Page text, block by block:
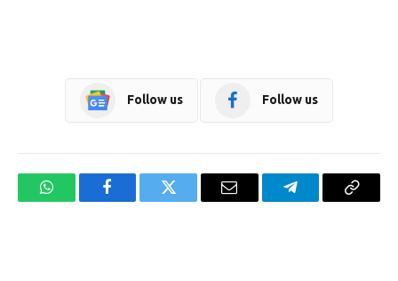
Follow us Follow us
WhatsAppFacebookTwitter Email TelegramCopy